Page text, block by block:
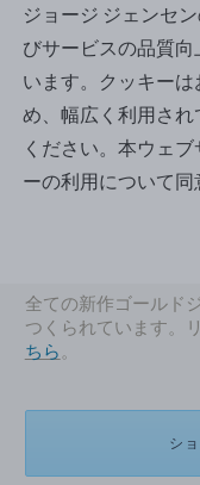
ジョージ ジ
(GEORG
トラスリム
全ての新作ゴールド
つくられています。
ちら。
シ
ジョージ ジェンセ
びサービスの品質
います。クッキー
め、幅広く利用さ
ください。本ウェ
ーの利用について同